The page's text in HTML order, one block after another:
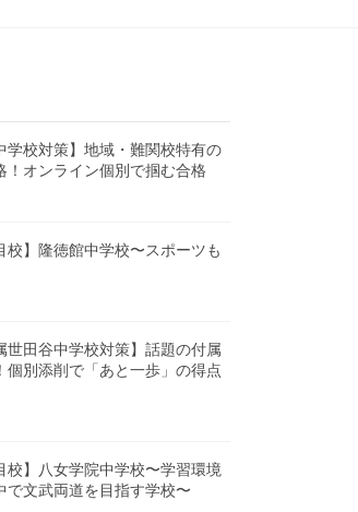
学校対策】地域・難関校特有の
！オンライン個別で掴む合格
校】隆徳館中学校〜スポーツも
世田谷中学校対策】話題の付属
個別添削で「あと一歩」の得点
校】八女学院中学校〜学習環境
で文武両道を目指す学校〜